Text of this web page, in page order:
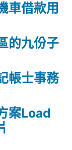
車借款用
的九份子
帳士事務
案Load